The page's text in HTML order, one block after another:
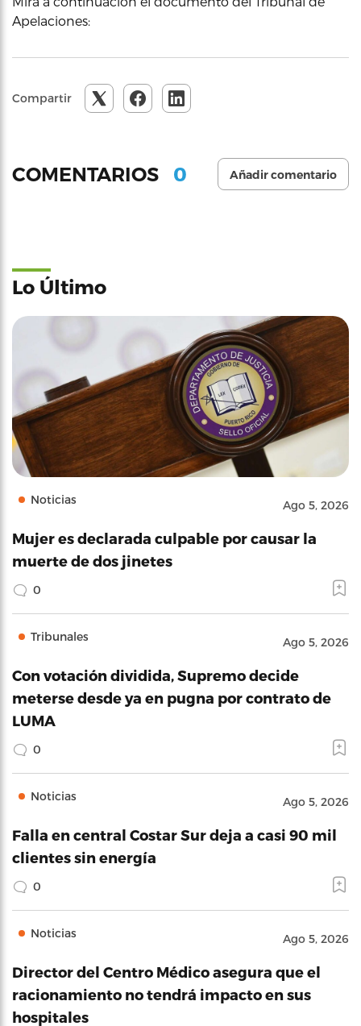
Apelaciones:
Compartir
COMENTARIOS 0 Añadir comentario
Lo Último
Noticias Ago 5, 2026
Mujer es declarada culpable por causar la
muerte de dos jinetes
0
Tribunales Ago 5, 2026
Con votación dividida, Supremo decide
meterse desde ya en pugna por contrato de
LUMA
0
Noticias Ago 5, 2026
Falla en central Costar Sur deja a casi 90 mil
clientes sin energía
0
Noticias Ago 5, 2026
Director del Centro Médico asegura que el
racionamiento no tendrá impacto en sus
hospitales